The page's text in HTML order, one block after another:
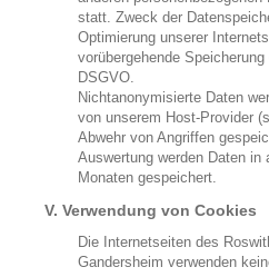
statt. Zweck der
Optimierung unserer
vorübergehende
DSGVO.
Nichtanonymisierte Daten
von unserem Host-Provider
Abwehr von Angriffen
Auswertung werden Daten
Monaten gespeichert.
V. Verwendung von Cookies
Die Internetseiten des
Gandersheim verwenden